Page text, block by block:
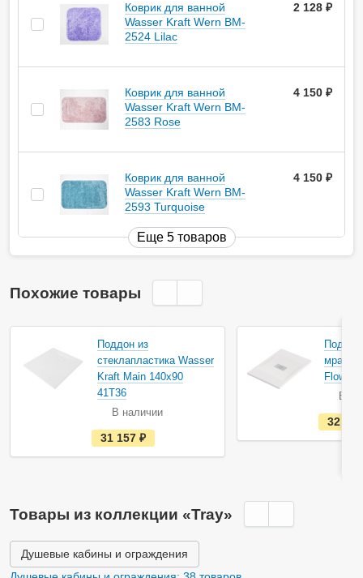
Коврик для ванной
Wasser Kraft Wern BM-
2524 Lilac
2 128
Коврик для ванной
Wasser Kraft Wern BM-
2583 Rose
4 150
Коврик для ванной
Wasser Kraft Wern BM-
2593 Turquoise
4 150
Еще 5 товаров
Похожие товары
Поддон из
стеклапластика Wasser
Kraft Main 140х90
41T36
В наличии
е
с
т
л
и
31 157
Поддон
Flow
В
32
Товары из коллекции «Tray»
Душевые кабины и ограждения